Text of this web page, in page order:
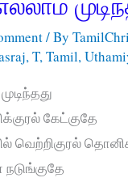
/ By
,T,Tamil,
கேட்குதே
வெற்றிகுரல்